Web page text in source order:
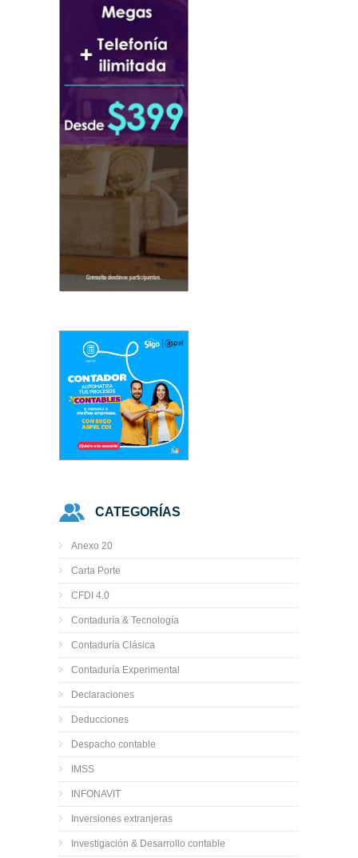
CATEGORÍAS
Anexo 20
Carta Porte
CFDI 4.0
Contaduría & Tecnología
Contaduría Clásica
Contaduría Experimental
Declaraciones
Deducciones
Despacho contable
IMSS
INFONAVIT
Inversiones extranjeras
Investigación & Desarrollo contable